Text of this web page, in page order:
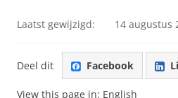
Laatst gewijzigd: 14 augustus
Deel dit Facebook
View this page in: English